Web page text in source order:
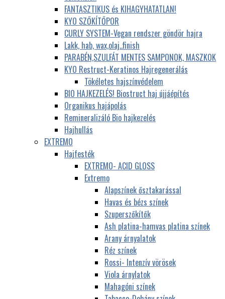
FANTASZTIKUS és KIHAGYHATATLAN!
KYO SZŐKÍTŐPOR
CURLY SYSTEM-Vegan rendszer göndör hajra
Lakk, hab, wax,olaj..finish
PARABÉN,SZULFÁT MENTES SAMPONOK, MASZKOK
KYO Restruct-Keratinos Hajregenerálás
Tökéletes hajszínvédelem
BIO HAJKEZELÉS! Biostruct haj újjáépítés
Organikus hajápolás
Remineralizáló Bio hajkezelés
Hajhullás
EXTREMO
Hajfesték
EXTREMO- ACID GLOSS
Extremo
Alapszínek ősztakarással
Havas és bézs színek
Szuperszőkítők
Ash platina-hamvas platina színek
Arany árnyalatok
Réz színek
Rossi- Intenzív vörösek
Viola árnylatok
Mahagóni színek